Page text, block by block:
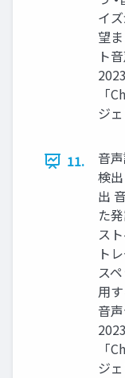
イ
望
ト
「
ジ
11.
音
検
出
た
ス
ト
ス
用
音
「
ジ